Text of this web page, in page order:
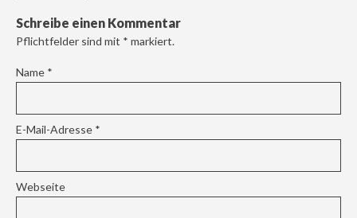
Schreibe einen Kommentar
Pflichtfelder sind mit * markiert.
Name *
E-Mail-Adresse *
Webseite